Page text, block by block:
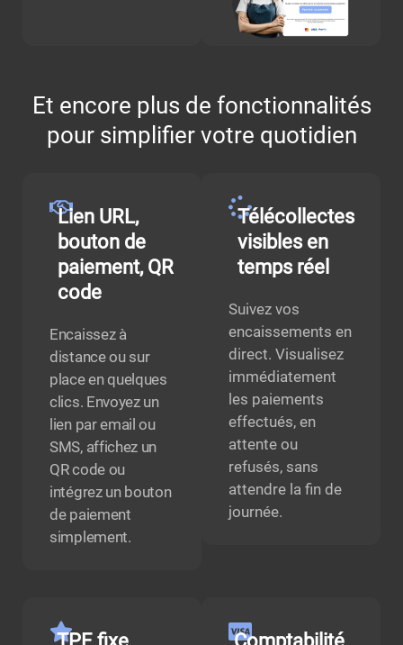
Et encore plus de fonctionnalités
pour simplifier votre quotidien
Lien URL,
bouton de
paiement, QR
code
Encaissez à
distance ou sur
place en quelques
clics. Envoyez un
lien par email ou
SMS, affichez un
QR code ou
intégrez un bouton
de paiement
simplement.
Télécollectes
visibles en
temps réel
Suivez vos
encaissements en
direct. Visualisez
immédiatement
les paiements
effectués, en
attente ou
refusés, sans
attendre la fin de
journée.